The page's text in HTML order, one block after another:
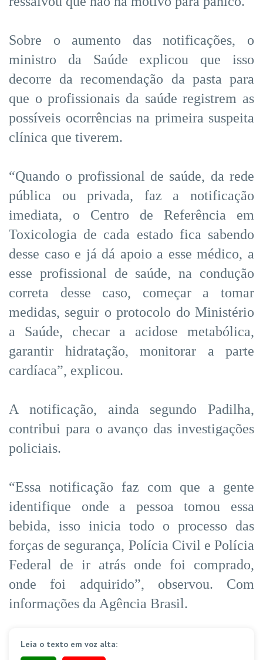
Sobre o aumento das notificações, o
ministro da Saúde explicou que isso
decorre da recomendação da pasta para
que o profissionais da saúde registrem as
possíveis ocorrências na primeira suspeita
clínica que tiverem.
“Quando o profissional de saúde, da rede
pública ou privada, faz a notificação
imediata, o Centro de Referência em
Toxicologia de cada estado fica sabendo
desse caso e já dá apoio a esse médico, a
esse profissional de saúde, na condução
correta desse caso, começar a tomar
medidas, seguir o protocolo do Ministério
a Saúde, checar a acidose metabólica,
garantir hidratação, monitorar a parte
cardíaca”, explicou.
A notificação, ainda segundo Padilha,
contribui para o avanço das investigações
policiais.
“Essa notificação faz com que a gente
identifique onde a pessoa tomou essa
bebida, isso inicia todo o processo das
forças de segurança, Polícia Civil e Polícia
Federal de ir atrás onde foi comprado,
onde foi adquirido”, observou. Com
informações da Agência Brasil.
Leia o texto em voz alta: